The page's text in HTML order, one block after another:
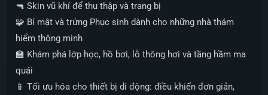
🔫 Skin vũ khí để thu thập và trang bị
🧩 Bí mật và trứng Phục sinh dành cho những nhà thám
hiểm thông minh
🏫 Khám phá lớp học, hồ bơi, lỗ thông hơi và tầng hầm ma
quái
📱 Tối ưu hóa cho thiết bị di động: điều khiển đơn giản,